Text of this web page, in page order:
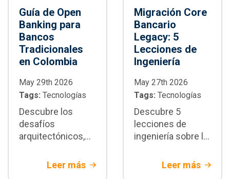
Guía de Open
Banking para
Bancos
Tradicionales
en Colombia
May 29th 2026
Tags: Tecnologías
Descubre los
desafíos
arquitectónicos,
integración del
Leer más
Migración Core
Bancario
Legacy: 5
Lecciones de
Ingeniería
May 27th 2026
Tags: Tecnologías
Descubre 5
lecciones de
ingeniería sobre la
bancario legacy.
Leer más